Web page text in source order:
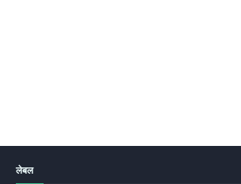
लेबल